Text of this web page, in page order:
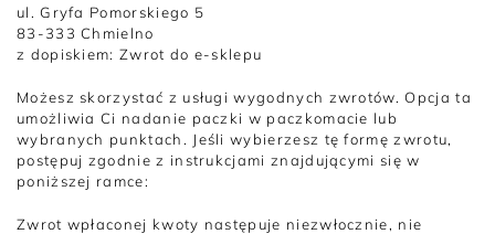
ul. Gryfa Pomorskiego 5
83-333 Chmielno
z dopiskiem: Zwrot do e-sklepu
Możesz skorzystać z usługi wygodnych zwrotów. Opcja ta
umożliwia Ci nadanie paczki w paczkomacie lub
wybranych punktach. Jeśli wybierzesz tę formę zwrotu,
postępuj zgodnie z instrukcjami znajdującymi się w
poniższej ramce:
Zwrot wpłaconej kwoty następuje niezwłocznie, nie